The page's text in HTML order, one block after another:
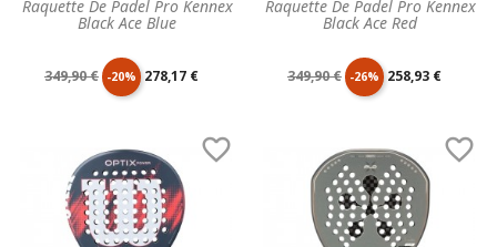
Raquette De Padel Pro Kennex
Black Ace Blue
Prix
base
349,90 € -20% Prix
278,17 €
Raquette De Padel Pro Kennex
Black Ace Red
Prix
base
349,90 € -26% Prix
258,93 €
 